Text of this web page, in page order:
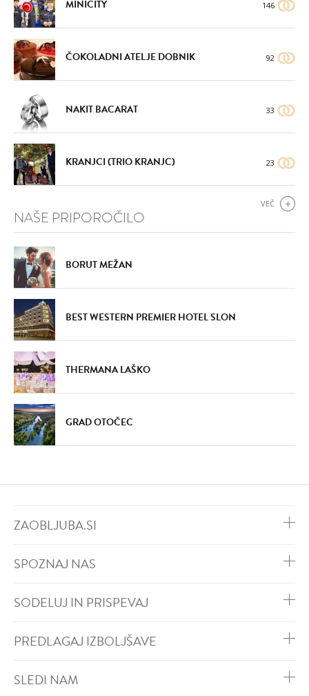
MINICITY 146
ČOKOLADNI ATELJE DOBNIK 92
NAKIT BACARAT 33
KRANJCI (TRIO KRANJC) 23
VEČ
NAŠE PRIPOROČILO
BORUT MEŽAN
BEST WESTERN PREMIER HOTEL SLON
THERMANA LAŠKO
GRAD OTOČEC
ZAOBLJUBA.SI
SPOZNAJ NAS
SODELUJ IN PRISPEVAJ
PREDLAGAJ IZBOLJŠAVE
SLEDI NAM